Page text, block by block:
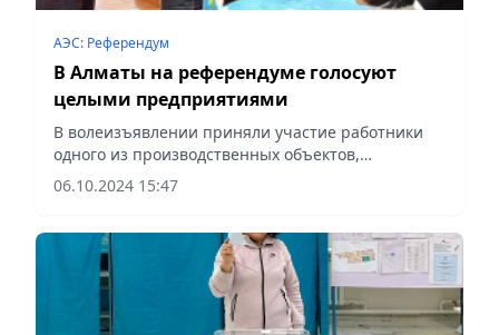
АЭС: Референдум
В Алматы на референдуме голосуют
целыми предприятиями
В волеизъявлении приняли участие работники
одного из производственных объектов,
сообщает Vecher.kz.
06.10.2024 15:47